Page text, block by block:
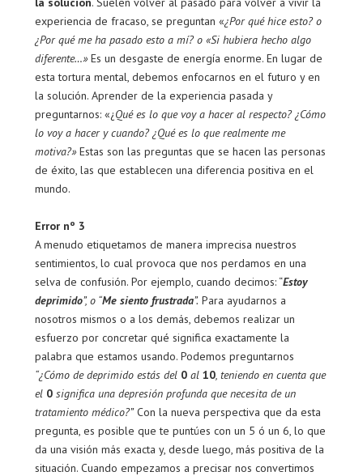
experiencia de fracaso, se preguntan «¿Por qué hice esto? o
¿Por qué me ha pasado esto a mí? o «Si hubiera hecho algo
diferente…»Es un desgaste de energía enorme. En lugar de
esta tortura mental, debemos enfocarnos en el futuro y en
la solución. Aprender de la experiencia pasada y
preguntarnos: «¿Qué es lo que voy a hacer al respecto? ¿Cómo
lo voy a hacer y cuando? ¿Qué es lo que realmente me
motiva?»Estas son las preguntas que se hacen las personas
de éxito, las que establecen una diferencia positiva en el
mundo.
Error nº 3
A menudo etiquetamos de manera imprecisa nuestros
sentimientos, lo cual provoca que nos perdamos en una
selva de confusión. Por ejemplo, cuando decimos: “Estoy
deprimido”, o “Me siento frustrada”.Para ayudarnos a
nosotros mismos o a los demás, debemos realizar un
esfuerzo por concretar qué significa exactamente la
palabra que estamos usando. Podemos preguntarnos
“¿Cómo de deprimido estás del 0al 10, teniendo en cuenta que
el 0significa una depresión profunda que necesita de un
tratamiento médico?”Con la nueva perspectiva que da esta
pregunta, es posible que te puntúes con un 5 ó un 6, lo que
da una visión más exacta y, desde luego, más positiva de la
situación. Cuando empezamos a precisar nos convertimos